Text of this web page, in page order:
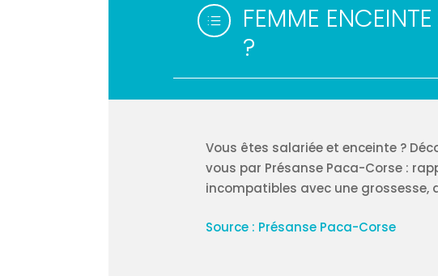
d
FEMME
?
Vous êtes salariée et enceinte ?
vous par Présanse Paca-Corse :
incompatibles avec une grossesse,
Source : Présanse Paca-Corse